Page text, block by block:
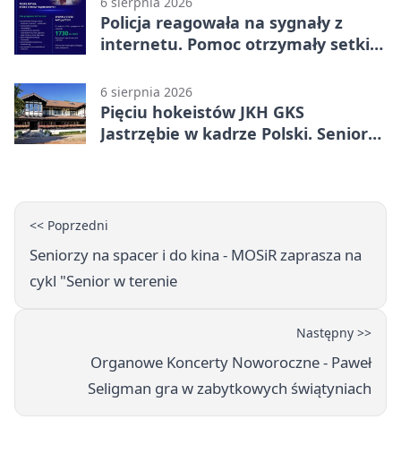
Policja reagowała na sygnały z
internetu. Pomoc otrzymały setki
6 sierpnia 2026
Pięciu hokeistów JKH GKS
Jastrzębie w kadrze Polski. Seniorzy
<< Poprzedni
Seniorzy na spacer i do kina - MOSiR zaprasza na
cykl "Senior w terenie
Następny >>
Organowe Koncerty Noworoczne - Paweł
Seligman gra w zabytkowych świątyniach